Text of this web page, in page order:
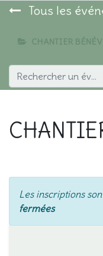
Tous les
CHANTIER
Les inscriptions
fermées